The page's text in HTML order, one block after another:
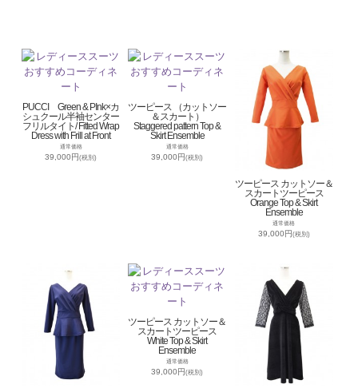
PUCCI Green & PInk×カ
シュクール半袖センター
フリルタイト/ Fitted Wrap
Dress with Frill at Front
通常価格
39,000円(税別)
ツーピース （カットソー
＆スカート）
Staggered pattern Top &
Skirt Ensemble
通常価格
39,000円(税別)
ツーピース カットソー＆
スカートツーピース
Orange Top & Skirt
Ensemble
通常価格
39,000円(税別)
ツーピース カットソー＆
スカートツーピース
White Top & Skirt
Ensemble
通常価格
39,000円(税別)